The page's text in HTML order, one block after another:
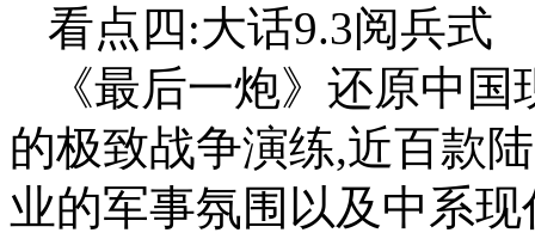
看点四:大话9.3阅兵式
《最后一炮》还原中
的极致战争演练,近百款
业的军事氛围以及中系